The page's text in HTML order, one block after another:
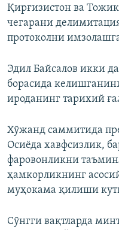
Қирғизистон ва
чегарани
протоколни
Эдил Байсалов икки
борасида
ироданинг тарихий
Хўжанд саммитида
Осиёда хавфсизлик,
фаровонликни
ҳамкорликнинг
муҳокама қилиши
Сўнгги вақтларда